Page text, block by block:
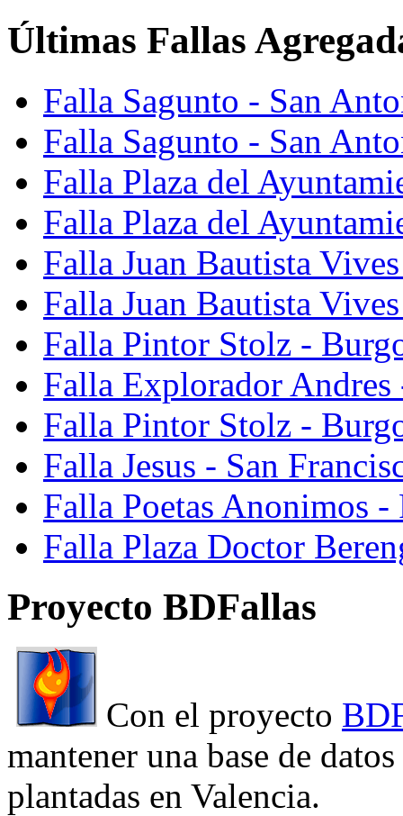
Últimas Fallas
Falla Sagunto - San
Falla Sagunto - San
Falla Plaza del
Falla Plaza del
Falla Juan Bautista
Falla Juan Bautista
Falla Pintor Stolz -
Falla Explorador Andres
Falla Pintor Stolz -
Falla Jesus - San
Falla Poetas Anonimos
Falla Plaza Doctor
Proyecto BDFallas
Con el proyecto
mantener una base de
plantadas en Valencia.